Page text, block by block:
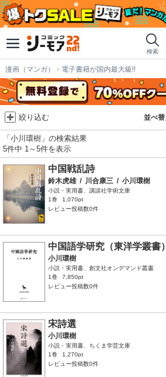
検索
漫画（マンガ）・電子書籍が国内最大級!!
並べ替
絞り込む
「小川環樹」の検索結果
5件中 1～5件を表示
中国戦乱詩
鈴木虎雄 / 川合康三 / 小川環樹
小説・実用書、講談社学術文庫
1巻
1,070pt
レビュー投稿数0件
中国語学研究（東洋学叢書）
小川環樹
小説・実用書、創文社オンデマンド叢書
1巻
7,850pt
レビュー投稿数0件
宋詩選
小川環樹
小説・実用書、ちくま学芸文庫
1巻
1,270pt
レビュー投稿数0件